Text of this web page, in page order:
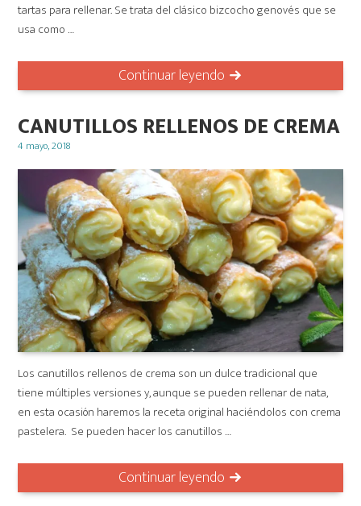
tartas para rellenar. Se trata del clásico bizcocho genovés que se
usa como …
Continuar leyendo
CANUTILLOS RELLENOS DE CREMA
Posted
4 mayo, 2018
Los canutillos rellenos de crema son un dulce tradicional que
tiene múltiples versiones y, aunque se pueden rellenar de nata,
en esta ocasión haremos la receta original haciéndolos con crema
pastelera. Se pueden hacer los canutillos …
Continuar leyendo